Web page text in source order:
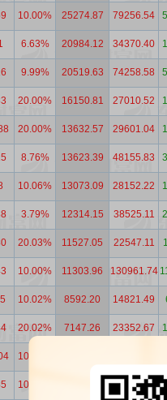
10.00% 25274.87 79256.54
6.63% 20984.12 34370.40
9.99% 20519.63 74258.58
20.00% 16150.81 27010.52
20.00% 13632.57 29601.04
8.76% 13623.39 48155.83
10.06% 13073.09 28152.22
3.79% 12314.15 38525.11
20.03% 11527.05 22547.11
10.00% 11303.96 130961.74
10.02% 8592.20 14821.49
20.02% 7147.26 23352.67
10.00%
10.04% 7535.70